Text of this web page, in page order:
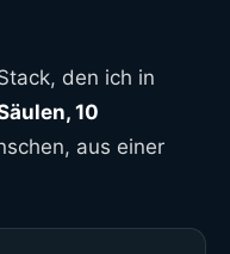
den ich in
10
aus einer